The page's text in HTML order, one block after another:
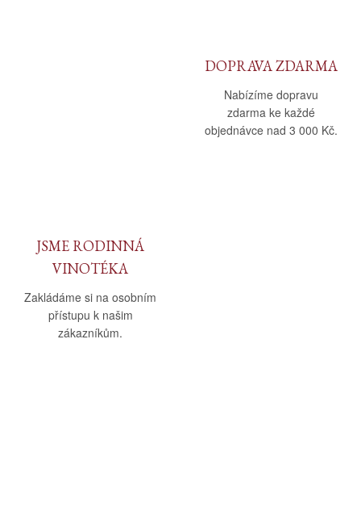
DOPRAVA ZDARMA
Nabízíme dopravu
zdarma ke každé
objednávce nad 3 000 Kč.
JSME RODINNÁ
VINOTÉKA
Zakládáme si na osobním
přístupu k našim
zákazníkům.